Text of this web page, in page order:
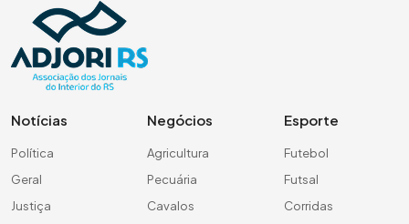
Notícias
Política
Geral
Justiça
Negócios
Agricultura
Pecuária
Cavalos
Esporte
Futebol
Futsal
Corridas